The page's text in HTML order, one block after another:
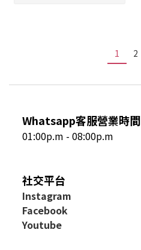
1 2
Whatsapp客服營業時間
01:00p.m - 08:00p.m
社交平台
Instagram
Facebook
Youtube